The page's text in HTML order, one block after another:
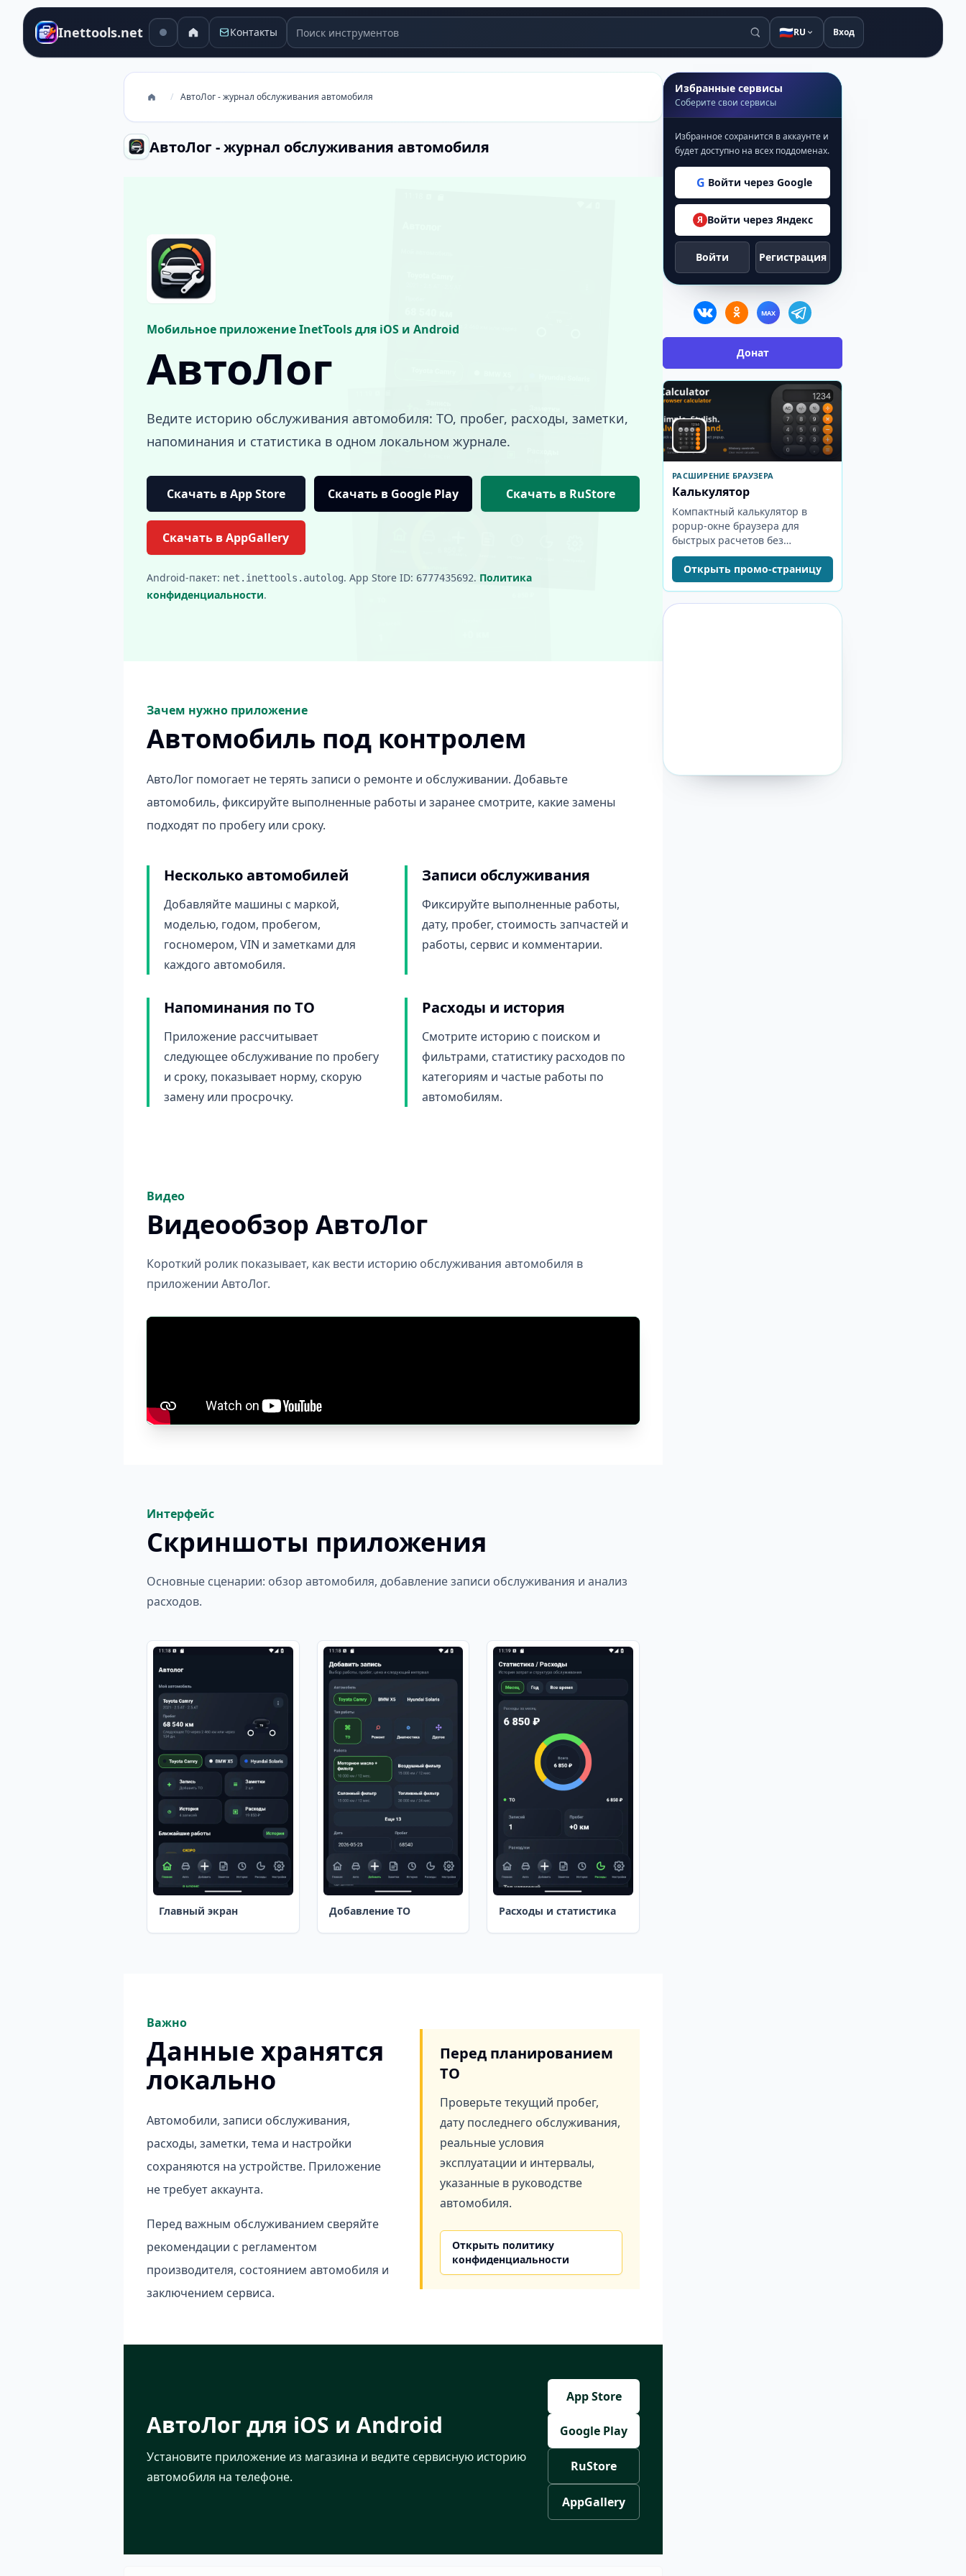
Inettools.net Контакты Поиск инструментов 🇷🇺RU Вход
/ АвтоЛог - журнал обслуживания автомобиля
АвтоЛог - журнал обслуживания автомобиля
Мобильное приложение InetTools для iOS и Android
АвтоЛог
Ведите историю обслуживания автомобиля: ТО, пробег, расходы, заметки,
напоминания и статистика в одном локальном журнале.
Скачать в App Store Скачать в Google Play Скачать в RuStore
Скачать в AppGallery
Android-пакет: net.inettools.autolog. App Store ID: 6777435692. Политика
конфиденциальности.
Зачем нужно приложение
Автомобиль под контролем
АвтоЛог помогает не терять записи о ремонте и обслуживании. Добавьте
автомобиль, фиксируйте выполненные работы и заранее смотрите, какие замены
подходят по пробегу или сроку.
Несколько автомобилей
Добавляйте машины с маркой,
моделью, годом, пробегом,
госномером, VIN и заметками для
каждого автомобиля.
Записи обслуживания
Фиксируйте выполненные работы,
дату, пробег, стоимость запчастей и
работы, сервис и комментарии.
Напоминания по ТО
Приложение рассчитывает
следующее обслуживание по пробегу
и сроку, показывает норму, скорую
замену или просрочку.
Расходы и история
Смотрите историю с поиском и
фильтрами, статистику расходов по
категориям и частые работы по
автомобилям.
Видео
Видеообзор АвтоЛог
Короткий ролик показывает, как вести историю обслуживания автомобиля в
приложении АвтоЛог.
Интерфейс
Скриншоты приложения
Основные сценарии: обзор автомобиля, добавление записи обслуживания и анализ
расходов.
Главный экран Добавление ТО Расходы и статистика
Важно
Данные хранятся
локально
Автомобили, записи обслуживания,
расходы, заметки, тема и настройки
сохраняются на устройстве. Приложение
не требует аккаунта.
Перед важным обслуживанием сверяйте
рекомендации с регламентом
производителя, состоянием автомобиля и
заключением сервиса.
Перед планированием
ТО
Проверьте текущий пробег,
дату последнего обслуживания,
реальные условия
эксплуатации и интервалы,
указанные в руководстве
автомобиля.
Открыть политику
конфиденциальности
АвтоЛог для iOS и Android
Установите приложение из магазина и ведите сервисную историю
автомобиля на телефоне.
App Store
Google Play
RuStore
AppGallery
Избранные сервисы
Соберите свои сервисы
Избранное сохранится в аккаунте и
будет доступно на всех поддоменах.
G Войти через Google
Я Войти через Яндекс
Войти Регистрация
MAX
Донат
РАСШИРЕНИЕ БРАУЗЕРА
Калькулятор
Компактный калькулятор в
popup-окне браузера для
быстрых расчетов без
отдельной вкладки.
Открыть промо-страницу